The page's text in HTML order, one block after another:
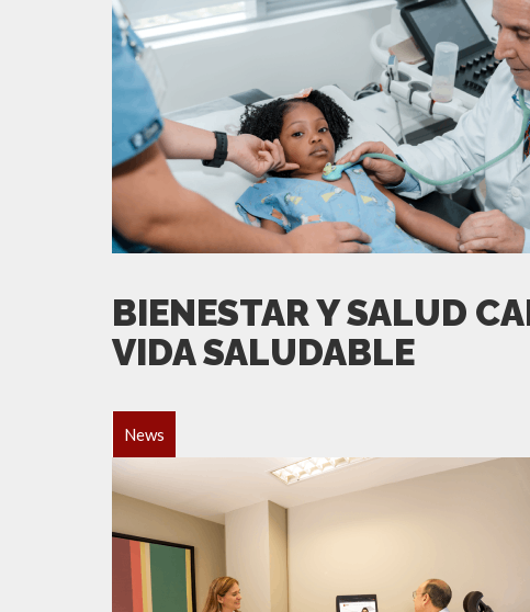
BIENESTAR Y SALUD
VIDA SALUDABLE
News